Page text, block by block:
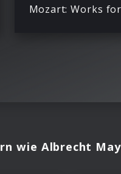
wie Albrecht